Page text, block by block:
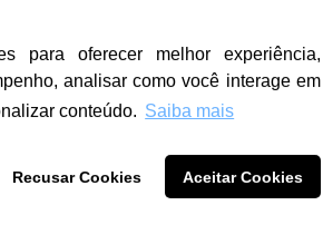
para oferecer melhor experiência,
analisar como você interage em
conteúdo. Saiba mais
Recusar Cookies Aceitar Cookies